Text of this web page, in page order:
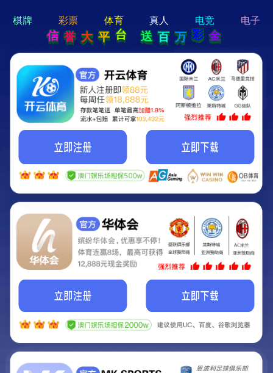
hi 💗
Hey Guys!
我们即将上线啦...
我们的网站正在建设.
它将是非常棒的网站.